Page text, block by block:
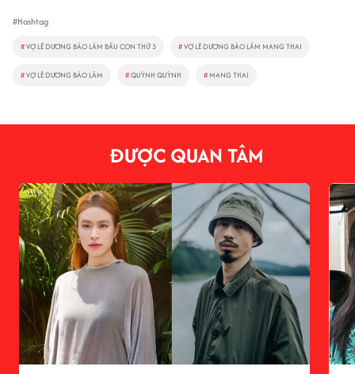
#Hashtag
#VỢ LÊ DƯƠNG BẢO LÂM BẦU CON THỨ 3 #VỢ LÊ DƯƠNG BẢO LÂM MANG THAI
#VỢ LÊ DƯƠNG BẢO LÂM #QUỲNH QUỲNH # MANG THAI
ĐƯỢC QUAN TÂM